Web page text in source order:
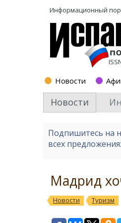
Информационный
Новости
Новости
Подпишитесь на
всех
Мадрид
Новости Туризм